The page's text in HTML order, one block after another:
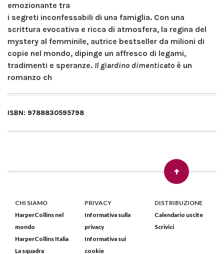
emozionante tra
i segreti inconfessabili di una famiglia. Con una
scrittura evocativa e ricca di atmosfera, la regina del
mystery al femminile, autrice bestseller da milioni di
copie nel mondo, dipinge un affresco di legami,
tradimenti e speranze. Il giardino dimenticato è un
romanzo ch
ISBN: 9788830595798
CHI SIAMO
HarperCollins nel
mondo
HarperCollins Italia
La squadra
PRIVACY
Informativa sulla
privacy
Informativa sui
cookie
DISTRIBUZIONE
Calendario uscite
Scrivici